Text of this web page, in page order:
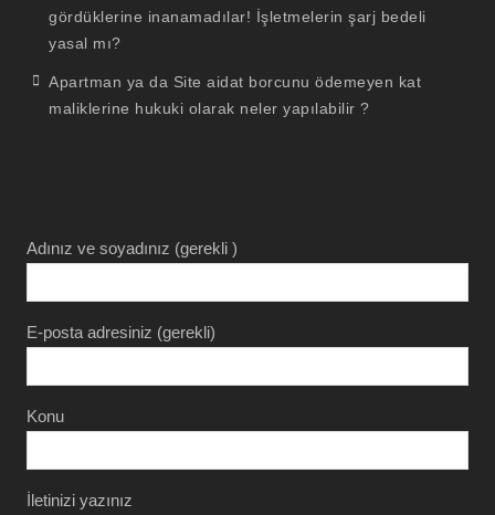
gördüklerine inanamadılar! İşletmelerin şarj bedeli
yasal mı?
Apartman ya da Site aidat borcunu ödemeyen kat
maliklerine hukuki olarak neler yapılabilir ?
Adınız ve soyadınız (gerekli )
E-posta adresiniz (gerekli)
Konu
İletinizi yazınız